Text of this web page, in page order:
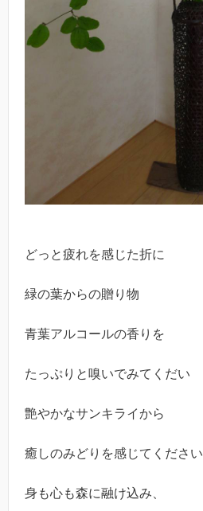
どっと疲れを感じた折に
緑の葉からの贈り物
青葉アルコールの香りを
たっぷりと嗅いでみてくだい
艶やかなサンキライから
癒しのみどりを感じてください
身も心も森に融け込み、